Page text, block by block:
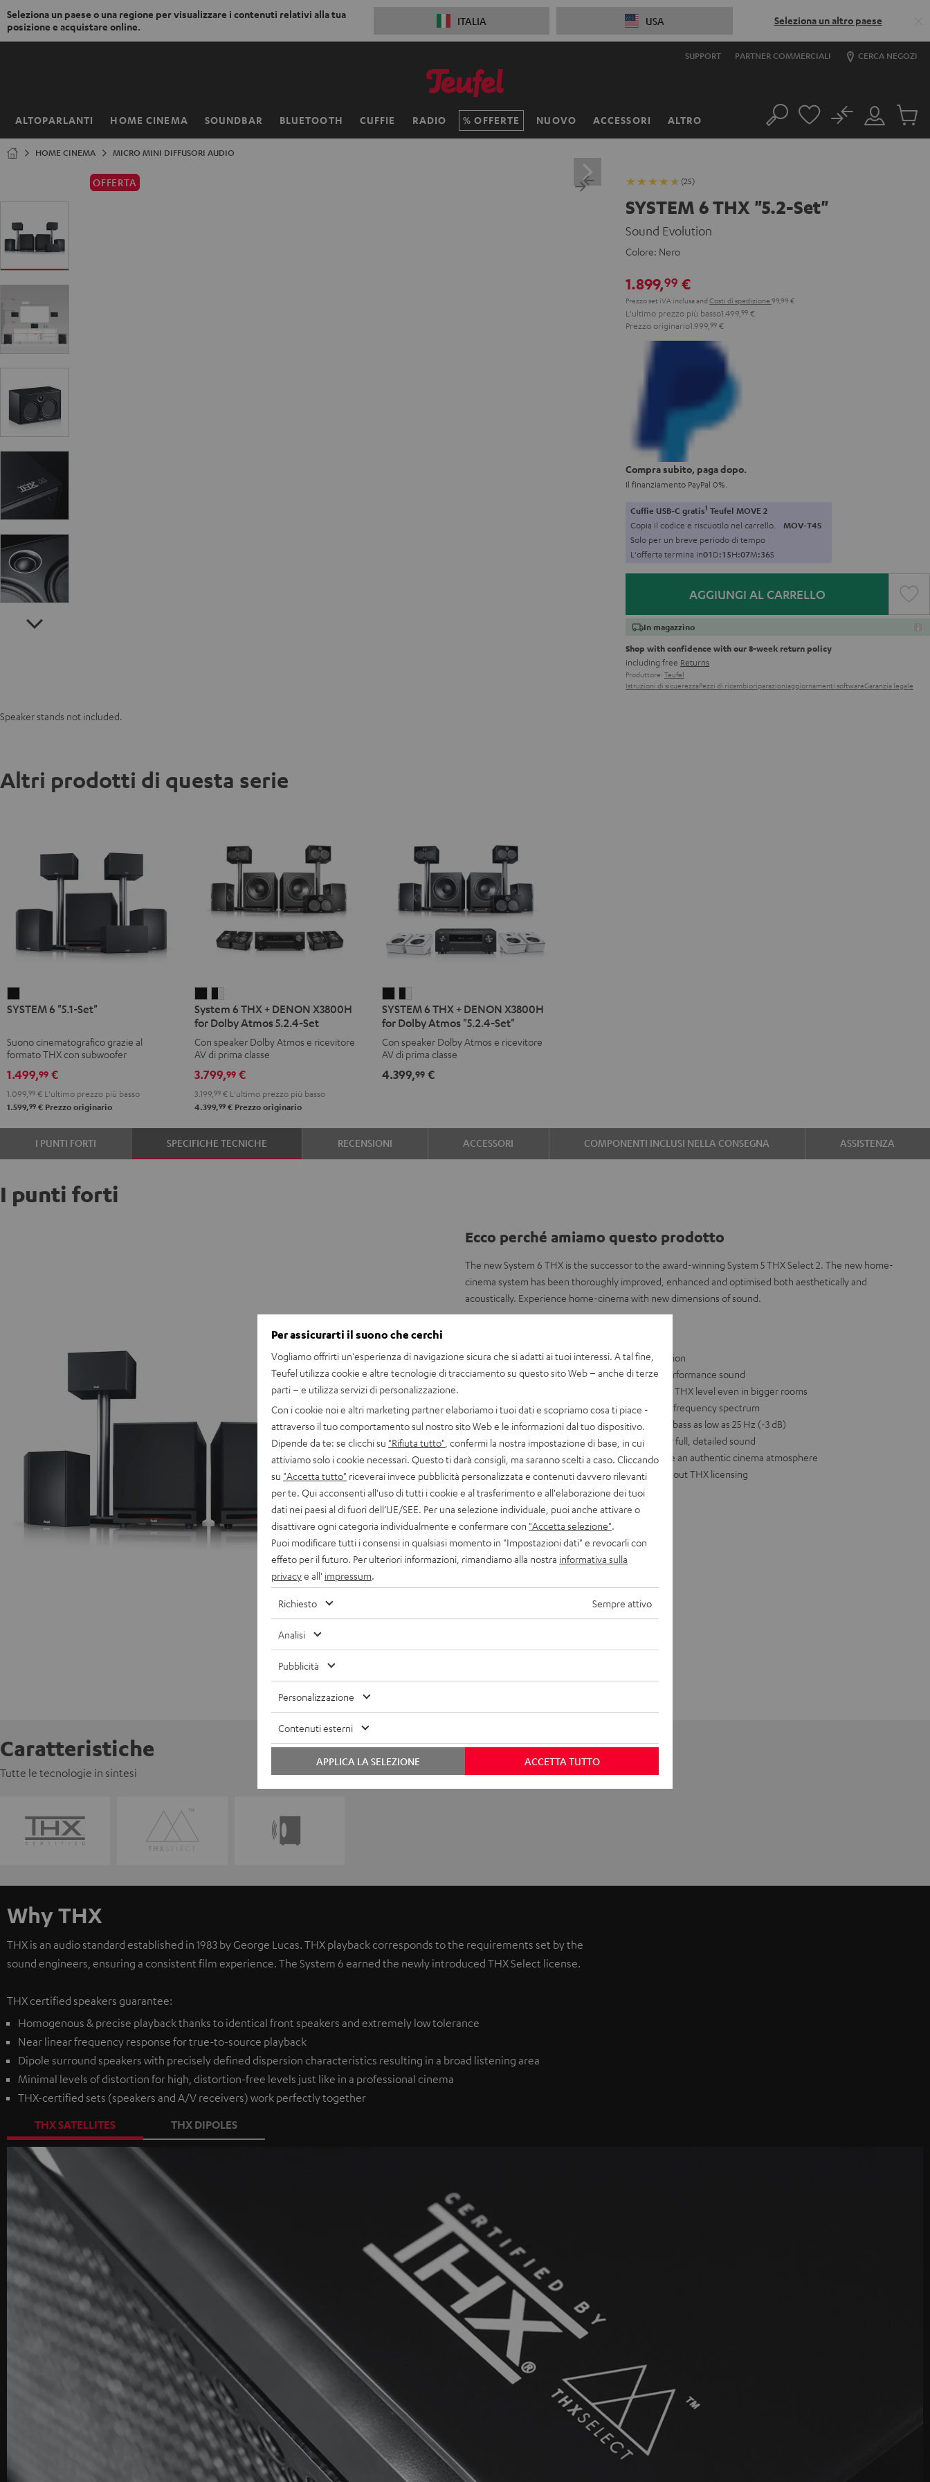
Seleziona un paese o una regione per visualizzare i contenuti relativi alla tua
posizione e acquistare online.
ITALIA USA Seleziona un altro paese
SUPPORT PARTNER COMMERCIALI CERCA NEGOZI
ALTOPARLANTI HOME CINEMA SOUNDBAR BLUETOOTH CUFFIE RADIO OFFERTE NUOVO ACCESSORI ALTRO
Pagina
Cerca
Il
mio
No
Prodotti
HOME CINEMA MICRO MINI DIFFUSORI AUDIO
OFFERTA (25)
SYSTEM 6 THX "5.2-Set"
Sound Evolution
Colore: Nero
1.899,99 €
Prezzo set iVA inclusa and Costi di spedizione 99,99 €
L'ultimo prezzo più basso1.499, 99 €
Prezzo originario1.999, 99 €
Compra subito, paga dopo.
Il finanziamento PayPal 0%.
Cuffie USB-C gratis1 Teufel MOVE 2
Copia il codice e riscuotilo nel carrello. MOV-T4S
Solo per un breve periodo di tempo
L'offerta termina in01D:15H:07M:35S
AGGIUNGI AL CARRELLO
In magazzino
Shop with confidence with our 8-week return policy
including free Returns
Produttore: Teufel
Istruzioni di sicuerezzaPezzi di ricambioriparazioniaggiornamenti softwareGaranzia legale
Speaker stands not included.
Altri prodotti di questa serie
6
Set"
Nero
SYSTEM 6 "5.1-Set"
Suono cinematografico grazie al
formato THX con subwoofer
1.499,99 €
1.099, 99 € L'ultimo prezzo più basso
1.599,99 € Prezzo originario
6
THX
+
DENON
X3800H
for
Dolby
Atmos
5.2.4-
Set
6
THX
+
DENON
X3800H
for
Dolby
Atmos
5.2.4-
Set
System 6 THX + DENON X3800H
for Dolby Atmos 5.2.4-Set
Con speaker Dolby Atmos e ricevitore
AV di prima classe
3.799,99€
3.199, 99€L'ultimo prezzo più basso
4.399,99€Prezzo originario
6
THX
+
DENON
X3800H
Atmos
Set"
6
THX
+
DENON
X3800H
Atmos
Set"
SYSTEM 6 THX + DENON X3800H
for Dolby Atmos "5.2.4-Set"
Con speaker Dolby Atmos e ricevitore
AV di prima classe
4.399,99€
I PUNTI FORTI SPECIFICHE TECNICHE RECENSIONI ACCESSORI COMPONENTI INCLUSI NELLA CONSEGNA ASSISTENZA
I punti forti
Ecco perché amiamo questo prodotto
The new System 6 THX is the successor to the award-winning System 5 THX Select 2. The new home-
cinema system has been thoroughly improved, enhanced and optimised both aesthetically and
acoustically. Experience home-cinema with new dimensions of sound.
5.2 home cinema set with THX Select certification
THX certified for consistently thrilling, high-performance sound
Reproduces music and movie soundtracks at a THX level even in bigger rooms
Enjoy absolute tonal balance across the entire frequency spectrum
Includes 2 wireless subwoofers for fulminating bass as low as 25 Hz (-3 dB)
2-way satellites with flat-membrane drivers for full, detailed sound
3-way dipoles with integrated woofers produce an authentic cinema atmosphere
Suitable for use with A/V receivers with or without THX licensing
Speaker stands not included.
Caratteristiche
Tutte le tecnologie in sintesi
Why THX
THX is an audio standard established in 1983 by George Lucas. THX playback corresponds to the requirements set by the
sound engineers, ensuring a consistent film experience. The System 6 earned the newly introduced THX Select license.
THX certified speakers guarantee:
Homogenous & precise playback thanks to identical front speakers and extremely low tolerance
Near linear frequency response for true-to-source playback
Dipole surround speakers with precisely defined dispersion characteristics resulting in a broad listening area
Minimal levels of distortion for high, distortion-free levels just like in a professional cinema
THX-certified sets (speakers and A/V receivers) work perfectly together
THX SATELLITES
THX DIPOLES
Per assicurarti il suono che cerchi
Vogliamo offrirti un'esperienza di navigazione sicura che si adatti ai tuoi interessi. A tal fine,
Teufel utilizza cookie e altre tecnologie di tracciamento su questo sito Web – anche di terze
parti – e utilizza servizi di personalizzazione.
Con i cookie noi e altri marketing partner elaboriamo i tuoi dati e scopriamo cosa ti piace -
attraverso il tuo comportamento sul nostro sito Web e le informazioni dal tuo dispositivo.
Dipende da te: se clicchi su "Rifiuta tutto" , confermi la nostra impostazione di base, in cui
attiviamo solo i cookie necessari. Questo ti darà consigli, ma saranno scelti a caso. Cliccando
su "Accetta tutto" riceverai invece pubblicità personalizzata e contenuti davvero rilevanti
per te. Qui acconsenti all'uso di tutti i cookie e al trasferimento e all'elaborazione dei tuoi
dati nei paesi al di fuori dell’UE/SEE. Per una selezione individuale, puoi anche attivare o
disattivare ogni categoria individualmente e confermare con "Accetta selezione"
Puoi modificare tutti i consensi in qualsiasi momento in "Impostazioni dati" e revocarli con
effeto per il futuro. Per ulteriori informazioni, rimandiamo alla nostra informativa sulla
privacye all' impressum
Richiesto Sempre attivo
Analisi
Pubblicità
Personalizzazione
Contenuti esterni
ACCETTA TUTTO
APPLICA LA SELEZIONE